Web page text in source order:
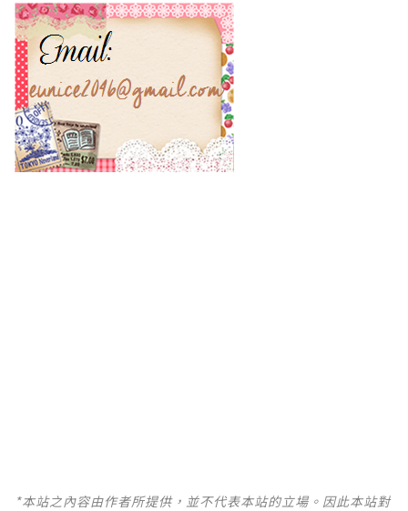
*本站之內容由作者所提供，並不代表本站的立場。因此本站對